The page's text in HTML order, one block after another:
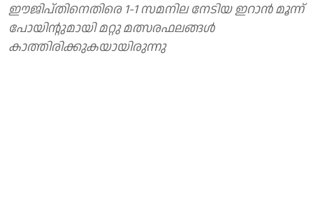
ഈജിപ്തിനെതിരെ 1-1 സമനില നേടിയ ഇറാൻ മൂന്ന്
പോയിന്റുമായി മറ്റു മത്സരഫലങ്ങൾ
കാത്തിരിക്കുകയായിരുന്നു